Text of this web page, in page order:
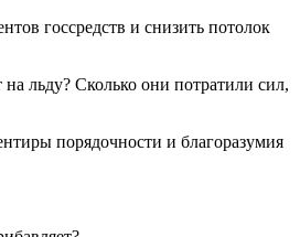
госсредств и снизить потолок
льду? Сколько они потратили сил,
порядочности и благоразумия